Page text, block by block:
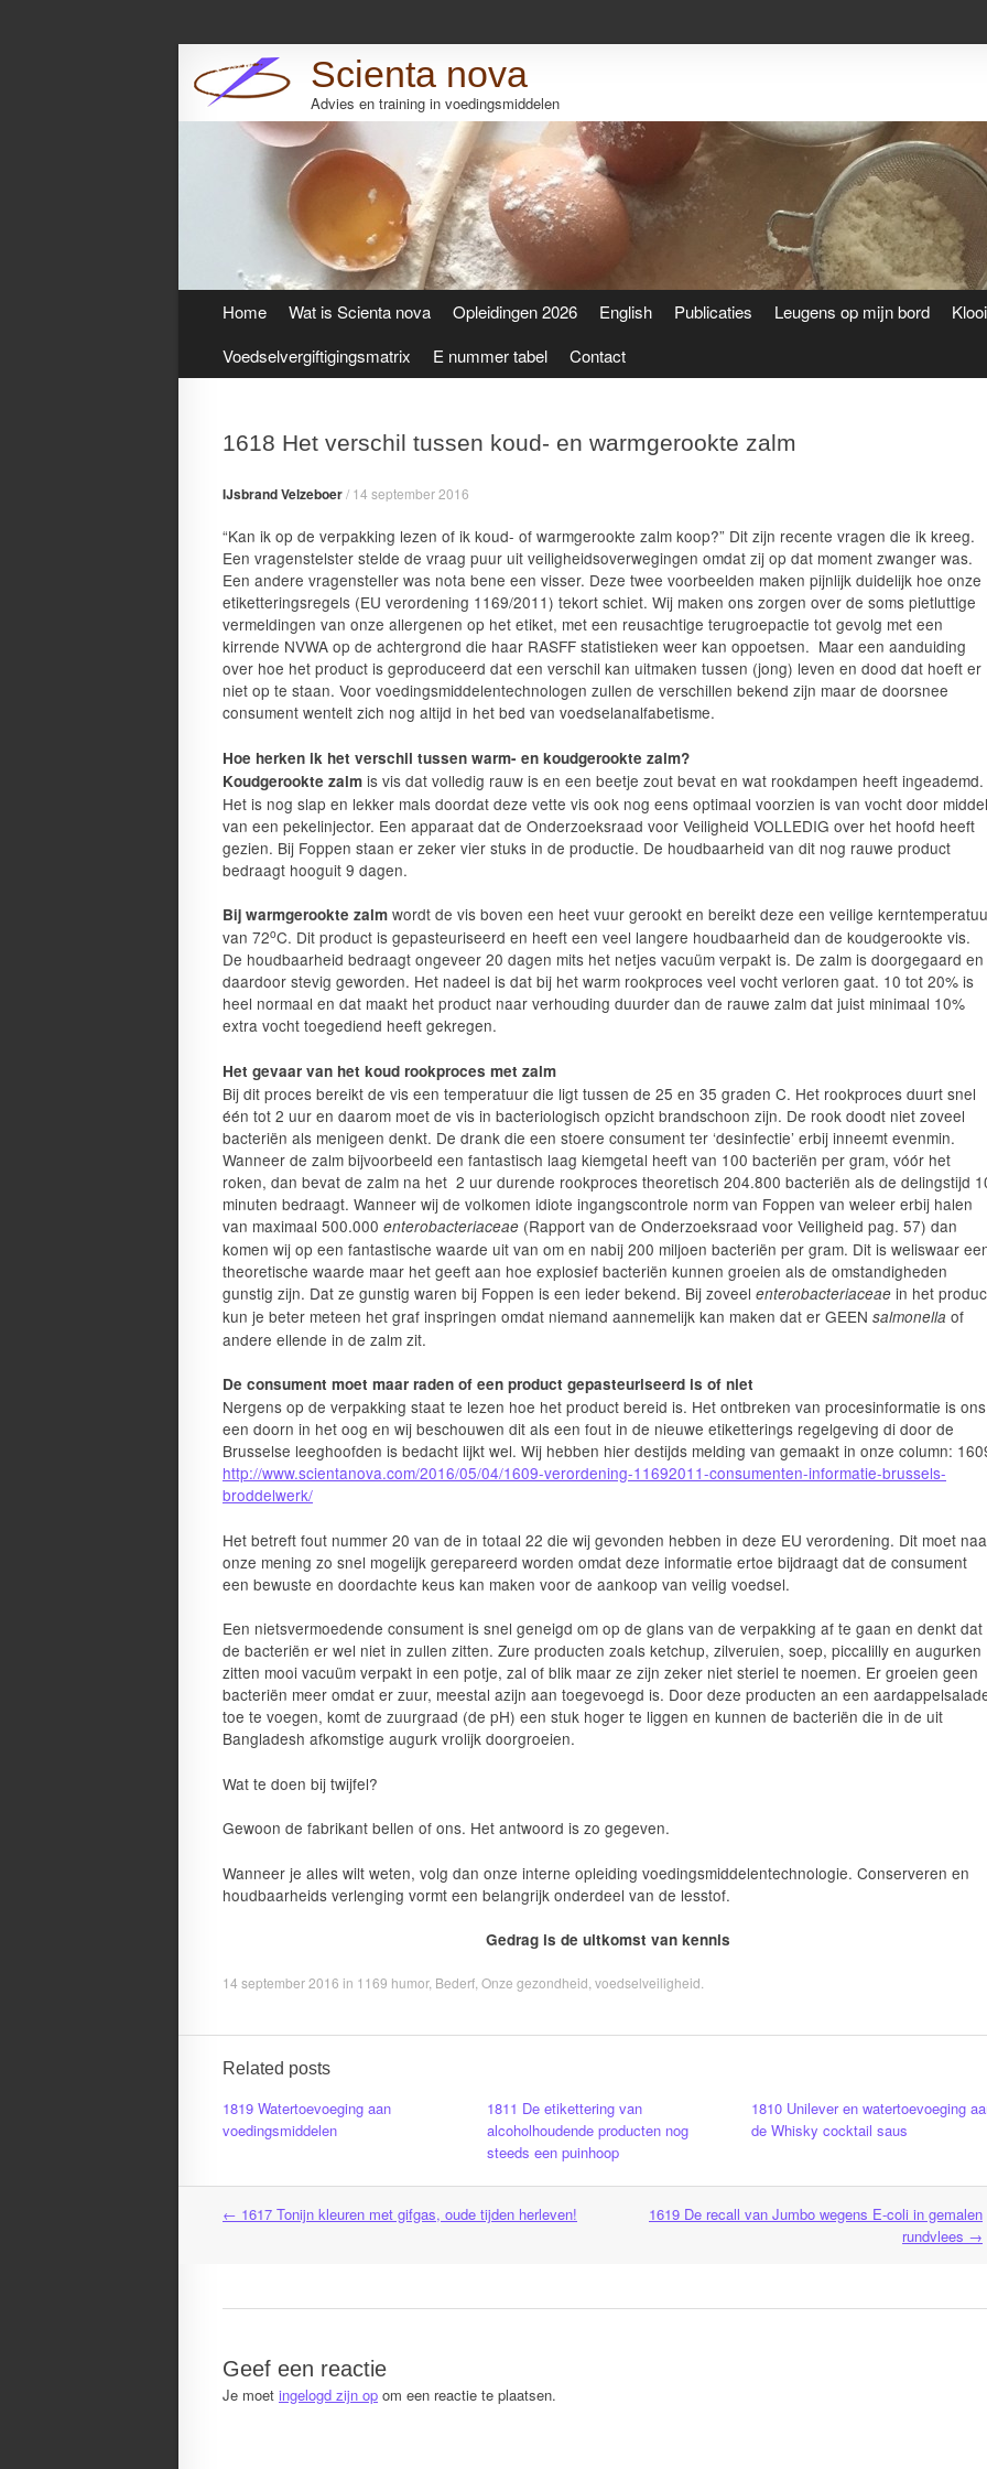
Scienta nova
Advies en training in voedingsmiddelen
content
Home Wat is Scienta nova Opleidingen 2026 English Publicaties Leugens op mijn bord
Voedselvergiftigingsmatrix
E nummer tabel Contact
1618 Het verschil tussen koud- en warmgerookte zalm
IJsbrand Velzeboer/ 14 september 2016
“Kan ik op de verpakking lezen of ik koud- of warmgerookte zalm koop?” Dit zijn recente vragen die ik kreeg.
Een vragenstelster stelde de vraag puur uit veiligheidsoverwegingen omdat zij op dat moment zwanger was.
Een andere vragensteller was nota bene een visser. Deze twee voorbeelden maken pijnlijk duidelijk hoe onze
etiketteringsregels (EU verordening 1169/2011) tekort schiet. Wij maken ons zorgen over de soms pietluttige
vermeldingen van onze allergenen op het etiket, met een reusachtige terugroepactie tot gevolg met een
kirrende NVWA op de achtergrond die haar RASFF statistieken weer kan oppoetsen. Maar een aanduiding
over hoe het product is geproduceerd dat een verschil kan uitmaken tussen (jong) leven en dood dat hoeft er
niet op te staan. Voor voedingsmiddelentechnologen zullen de verschillen bekend zijn maar de doorsnee
consument wentelt zich nog altijd in het bed van voedselanalfabetisme.
Hoe herken ik het verschil tussen warm- en koudgerookte zalm?
Koudgerookte zalm is vis dat volledig rauw is en een beetje zout bevat en wat rookdampen heeft ingeademd.
Het is nog slap en lekker mals doordat deze vette vis ook nog eens optimaal voorzien is van vocht door middel
van een pekelinjector. Een apparaat dat de Onderzoeksraad voor Veiligheid VOLLEDIG over het hoofd heeft
gezien. Bij Foppen staan er zeker vier stuks in de productie. De houdbaarheid van dit nog rauwe product
bedraagt hooguit 9 dagen.
Bij warmgerookte zalm wordt de vis boven een heet vuur gerookt en bereikt deze een veilige
van 72oC. Dit product is gepasteuriseerd en heeft een veel langere houdbaarheid dan de koudgerookte vis.
De houdbaarheid bedraagt ongeveer 20 dagen mits het netjes vacuüm verpakt is. De zalm is doorgegaard en
daardoor stevig geworden. Het nadeel is dat bij het warm rookproces veel vocht verloren gaat. 10 tot 20% is
heel normaal en dat maakt het product naar verhouding duurder dan de rauwe zalm dat juist minimaal 10%
extra vocht toegediend heeft gekregen.
Het gevaar van het koud rookproces met zalm
Bij dit proces bereikt de vis een temperatuur die ligt tussen de 25 en 35 graden C. Het rookproces duurt snel
één tot 2 uur en daarom moet de vis in bacteriologisch opzicht brandschoon zijn. De rook doodt niet zoveel
bacteriën als menigeen denkt. De drank die een stoere consument ter ‘desinfectie’ erbij inneemt evenmin.
Wanneer de zalm bijvoorbeeld een fantastisch laag kiemgetal heeft van 100 bacteriën per gram, vóór het
roken, dan bevat de zalm na het 2 uur durende rookproces theoretisch 204.800 bacteriën als de delingstijd
minuten bedraagt. Wanneer wij de volkomen idiote ingangscontrole norm van Foppen van weleer erbij halen
van maximaal 500.000 enterobacteriaceae (Rapport van de Onderzoeksraad voor Veiligheid pag. 57) dan
komen wij op een fantastische waarde uit van om en nabij 200 miljoen bacteriën per gram. Dit is weliswaar
theoretische waarde maar het geeft aan hoe explosief bacteriën kunnen groeien als de omstandigheden
gunstig zijn. Dat ze gunstig waren bij Foppen is een ieder bekend. Bij zoveel enterobacteriaceae in het
kun je beter meteen het graf inspringen omdat niemand aannemelijk kan maken dat er GEEN salmonella of
andere ellende in de zalm zit.
De consument moet maar raden of een product gepasteuriseerd is of niet
Nergens op de verpakking staat te lezen hoe het product bereid is. Het ontbreken van procesinformatie is ons
een doorn in het oog en wij beschouwen dit als een fout in de nieuwe etiketterings regelgeving di door de
Brusselse leeghoofden is bedacht lijkt wel. Wij hebben hier destijds melding van gemaakt in onze column:
http://www.scientanova.com/2016/05/04/1609-verordening-11692011-consumenten-informatie-brussels-
broddelwerk/
Het betreft fout nummer 20 van de in totaal 22 die wij gevonden hebben in deze EU verordening. Dit moet
onze mening zo snel mogelijk gerepareerd worden omdat deze informatie ertoe bijdraagt dat de consument
een bewuste en doordachte keus kan maken voor de aankoop van veilig voedsel.
Een nietsvermoedende consument is snel geneigd om op de glans van de verpakking af te gaan en denkt dat
de bacteriën er wel niet in zullen zitten. Zure producten zoals ketchup, zilveruien, soep, piccalilly en augurken
zitten mooi vacuüm verpakt in een potje, zal of blik maar ze zijn zeker niet steriel te noemen. Er groeien geen
bacteriën meer omdat er zuur, meestal azijn aan toegevoegd is. Door deze producten an een
toe te voegen, komt de zuurgraad (de pH) een stuk hoger te liggen en kunnen de bacteriën die in de uit
Bangladesh afkomstige augurk vrolijk doorgroeien.
Wat te doen bij twijfel?
Gewoon de fabrikant bellen of ons. Het antwoord is zo gegeven.
Wanneer je alles wilt weten, volg dan onze interne opleiding voedingsmiddelentechnologie. Conserveren en
houdbaarheids verlenging vormt een belangrijk onderdeel van de lesstof.
Gedrag is de uitkomst van kennis
14 september 2016 in 1169 humor, Bederf Onze gezondheid voedselveiligheid
Related posts
1819 Watertoevoeging aan
voedingsmiddelen
1811 De etikettering van
alcoholhoudende producten nog
steeds een puinhoop
1810 Unilever en watertoevoeging
de Whisky cocktail saus
Post
← 1617 Tonijn kleuren met gifgas, oude tijden herleven!
1619 De recall van Jumbo wegens E-coli in gemalen
rundvlees →
Geef een reactie
Je moet ingelogd zijn op om een reactie te plaatsen.